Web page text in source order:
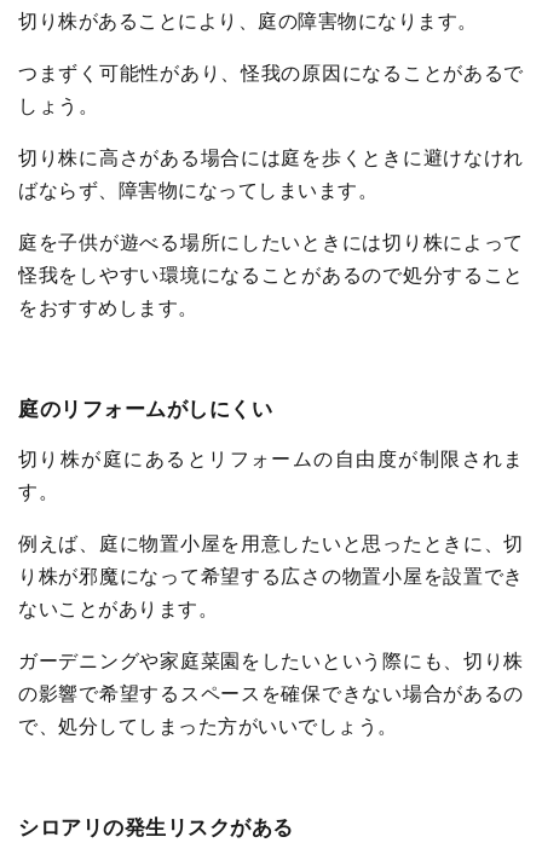
切り株があることにより、庭の障害物になります。
つまずく可能性があり、怪我の原因になることがあるで
しょう。
切り株に高さがある場合には庭を歩くときに避けなけれ
ばならず、障害物になってしまいます。
庭を子供が遊べる場所にしたいときには切り株によって
怪我をしやすい環境になることがあるので処分すること
をおすすめします。
庭のリフォームがしにくい
切り株が庭にあるとリフォームの自由度が制限されま
す。
例えば、庭に物置小屋を用意したいと思ったときに、切
り株が邪魔になって希望する広さの物置小屋を設置でき
ないことがあります。
ガーデニングや家庭菜園をしたいという際にも、切り株
の影響で希望するスペースを確保できない場合があるの
で、処分してしまった方がいいでしょう。
シロアリの発生リスクがある